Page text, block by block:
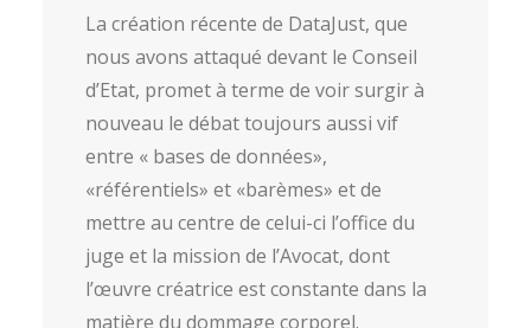
La création récente de DataJust, que
nous avons attaqué devant le Conseil
d’Etat, promet à terme de voir surgir à
nouveau le débat toujours aussi vif
entre « bases de données»,
«référentiels» et «barèmes» et de
mettre au centre de celui-ci l’office du
juge et la mission de l’Avocat, dont
l’œuvre créatrice est constante dans la
matière du dommage corporel.